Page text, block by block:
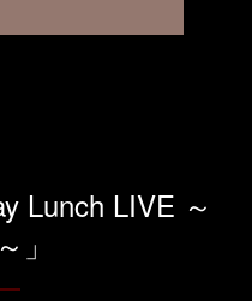
Lunch LIVE ～
」